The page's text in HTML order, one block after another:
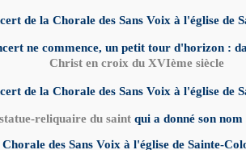
ne commence, un petit tour d'horizon :
Christ en croix du XVIème siècle
reliquaire du saint qui a donné son nom